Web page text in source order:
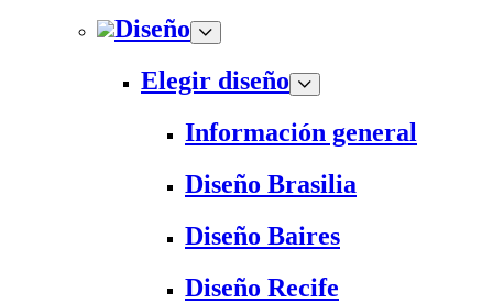
Diseño
Elegir diseño
Información general
Diseño Brasilia
Diseño Baires
Diseño Recife